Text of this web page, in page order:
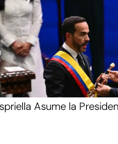
Asume la